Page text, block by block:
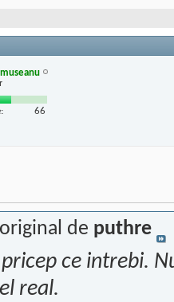
66
de puthre
ce intrebi.
real.